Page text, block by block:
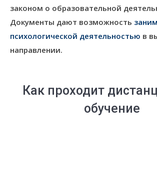
законом о образовательной
Документы дают возможность
психологической деятельностью в
направлении.
Как проходит
обучение